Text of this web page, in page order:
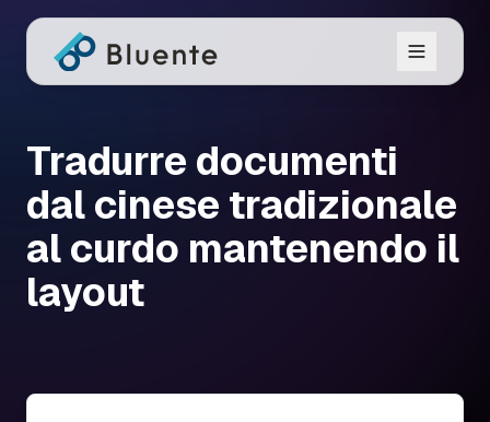
Tradurre documenti
dal cinese tradizionale
al curdo mantenendo il
layout